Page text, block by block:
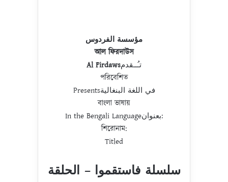
مؤسسة الفردوس
আল ফিরদাউস
Al Firdawsتـُــقدم
পরিবেশিত
Presentsفي اللغة البنغالية
বাংলা ভাষায়
In the Bengali Languageبعنوان:
শিরোনাম:
Titled
سلسلة فاستقموا – الحلقة